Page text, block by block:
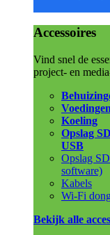
Accessoires
Vind snel de
project- en
Voedingen
Koeling
Opslag
USB
Opslag
software)
Kabels
Wi-Fi
Bekijk alle